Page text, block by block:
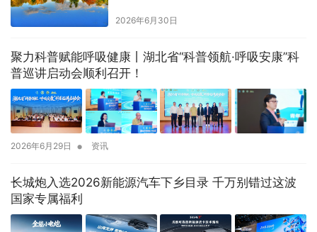
2026年6月30日
聚力科普赋能呼吸健康丨湖北省“科普领航·呼吸安康”科
普巡讲启动会顺利召开！
2026年6月29日 • 资讯
长城炮入选2026新能源汽车下乡目录 千万别错过这波
国家专属福利